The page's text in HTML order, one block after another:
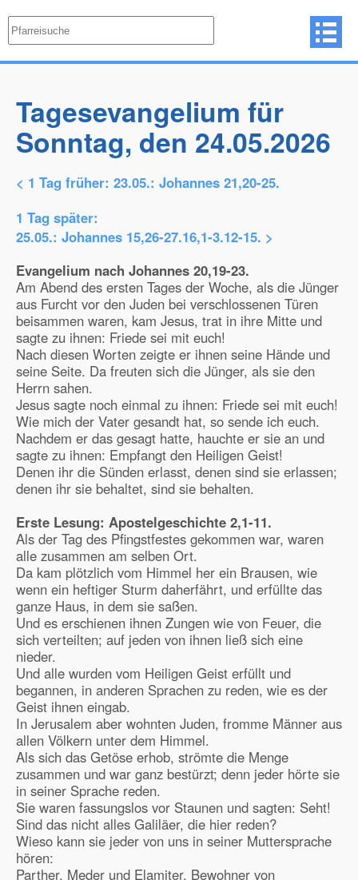
Tagesevangelium für
Sonntag, den 24.05.2026
< 1 Tag früher: 23.05.: Johannes 21,20-25.
1 Tag später:
25.05.: Johannes 15,26-27.16,1-3.12-15. >
Evangelium nach Johannes 20,19-23.
Am Abend des ersten Tages der Woche, als die Jünger
aus Furcht vor den Juden bei verschlossenen Türen
beisammen waren, kam Jesus, trat in ihre Mitte und
sagte zu ihnen: Friede sei mit euch!
Nach diesen Worten zeigte er ihnen seine Hände und
seine Seite. Da freuten sich die Jünger, als sie den
Herrn sahen.
Jesus sagte noch einmal zu ihnen: Friede sei mit euch!
Wie mich der Vater gesandt hat, so sende ich euch.
Nachdem er das gesagt hatte, hauchte er sie an und
sagte zu ihnen: Empfangt den Heiligen Geist!
Denen ihr die Sünden erlasst, denen sind sie erlassen;
denen ihr sie behaltet, sind sie behalten.
Erste Lesung: Apostelgeschichte 2,1-11.
Als der Tag des Pfingstfestes gekommen war, waren
alle zusammen am selben Ort.
Da kam plötzlich vom Himmel her ein Brausen, wie
wenn ein heftiger Sturm daherfährt, und erfüllte das
ganze Haus, in dem sie saßen.
Und es erschienen ihnen Zungen wie von Feuer, die
sich verteilten; auf jeden von ihnen ließ sich eine
nieder.
Und alle wurden vom Heiligen Geist erfüllt und
begannen, in anderen Sprachen zu reden, wie es der
Geist ihnen eingab.
In Jerusalem aber wohnten Juden, fromme Männer aus
allen Völkern unter dem Himmel.
Als sich das Getöse erhob, strömte die Menge
zusammen und war ganz bestürzt; denn jeder hörte sie
in seiner Sprache reden.
Sie waren fassungslos vor Staunen und sagten: Seht!
Sind das nicht alles Galiläer, die hier reden?
Wieso kann sie jeder von uns in seiner Muttersprache
hören:
Parther, Meder und Elamiter, Bewohner von